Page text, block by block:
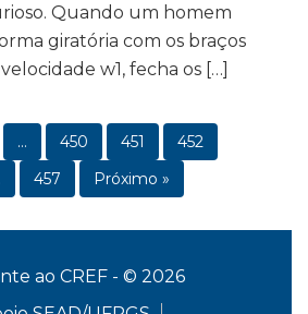
Quando um homem
giratória com os braços
w1, fecha os […]
… 450 451
452
457 Próximo »
ao CREF - © 2026